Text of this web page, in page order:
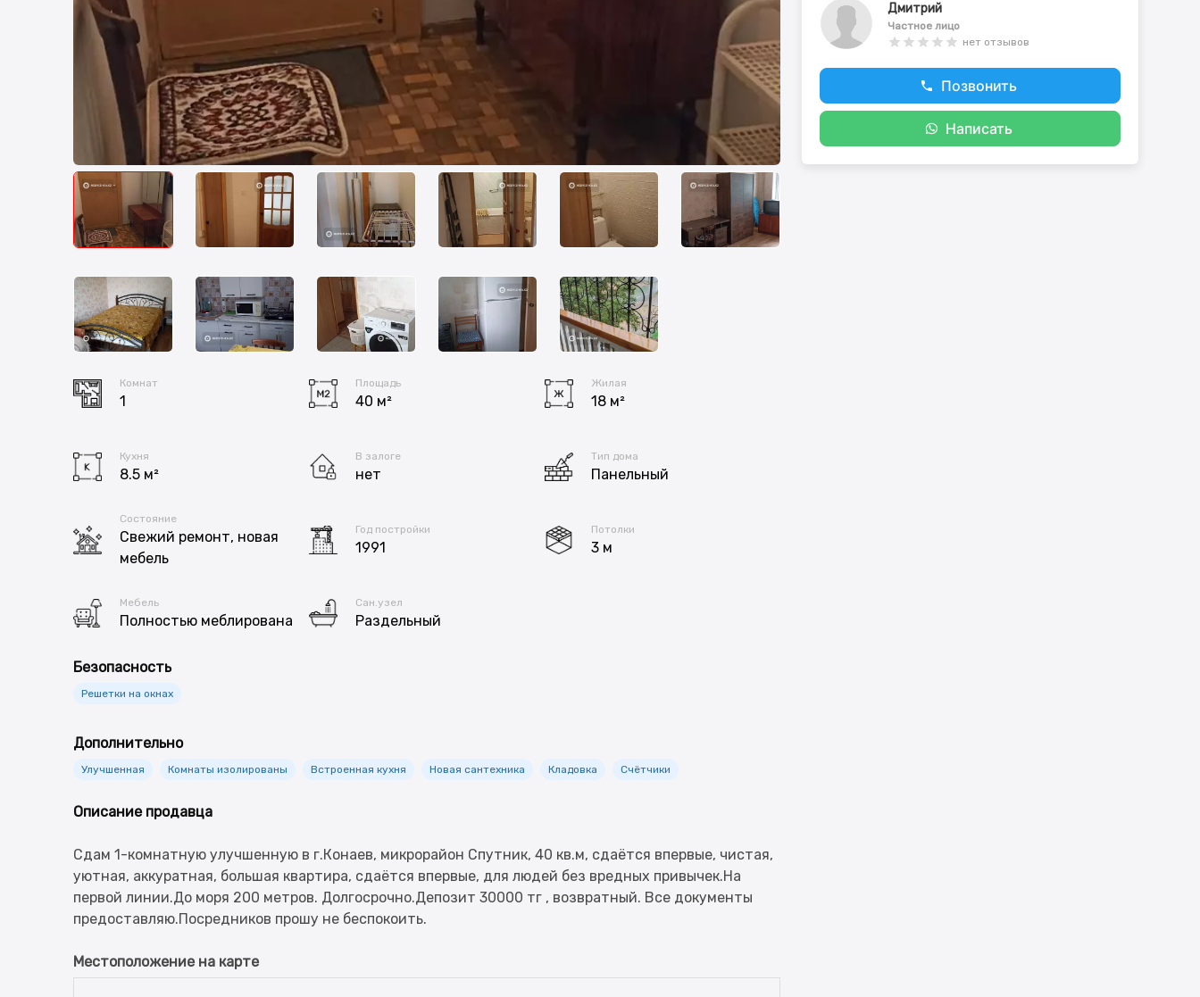
Комнат
1
Площадь
40 м²
Жилая
18 м²
Кухня
8.5 м²
В залоге
нет
Тип дома
Панельный
Состояние
Свежий ремонт, новая
мебель
Год постройки
1991
Потолки
3 м
Мебель
Полностью меблирована
Сан.узел
Раздельный
Безопасность
Решетки на окнах
Дополнительно
Улучшенная Комнаты изолированы Встроенная кухня Новая сантехника Кладовка Счётчики
Описание продавца
Сдам 1-комнатную улучшенную в г.Конаев, микрорайон Спутник, 40 кв.м, сдаётся впервые, чистая,
уютная, аккуратная, большая квартира, сдаётся впервые, для людей без вредных привычек.На
первой линии.До моря 200 метров. Долгосрочно.Депозит 30000 тг , возвратный. Все документы
Местоположение на карте
Дмитрий
Частное лицо
нет отзывов
Позвонить
Написать